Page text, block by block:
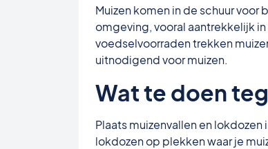
Muizen komen in de schuur
omgeving, vooral aantrekkelijk
voedselvoorraden trekken
uitnodigend voor muizen.
Wat te doen
Plaats muizenvallen en
lokdozen op plekken waar je